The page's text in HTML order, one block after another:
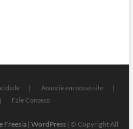
Anuncie em nosso site
Fale Conosco
Freesia| WordPress| © Copyright All